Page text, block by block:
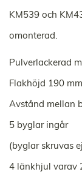
KM539 och
omonterad.
Pulverlackerad
Flakhöjd 190 mm
Avstånd mellan
5 byglar ingår
(byglar skruvas
4 länkhjul varav